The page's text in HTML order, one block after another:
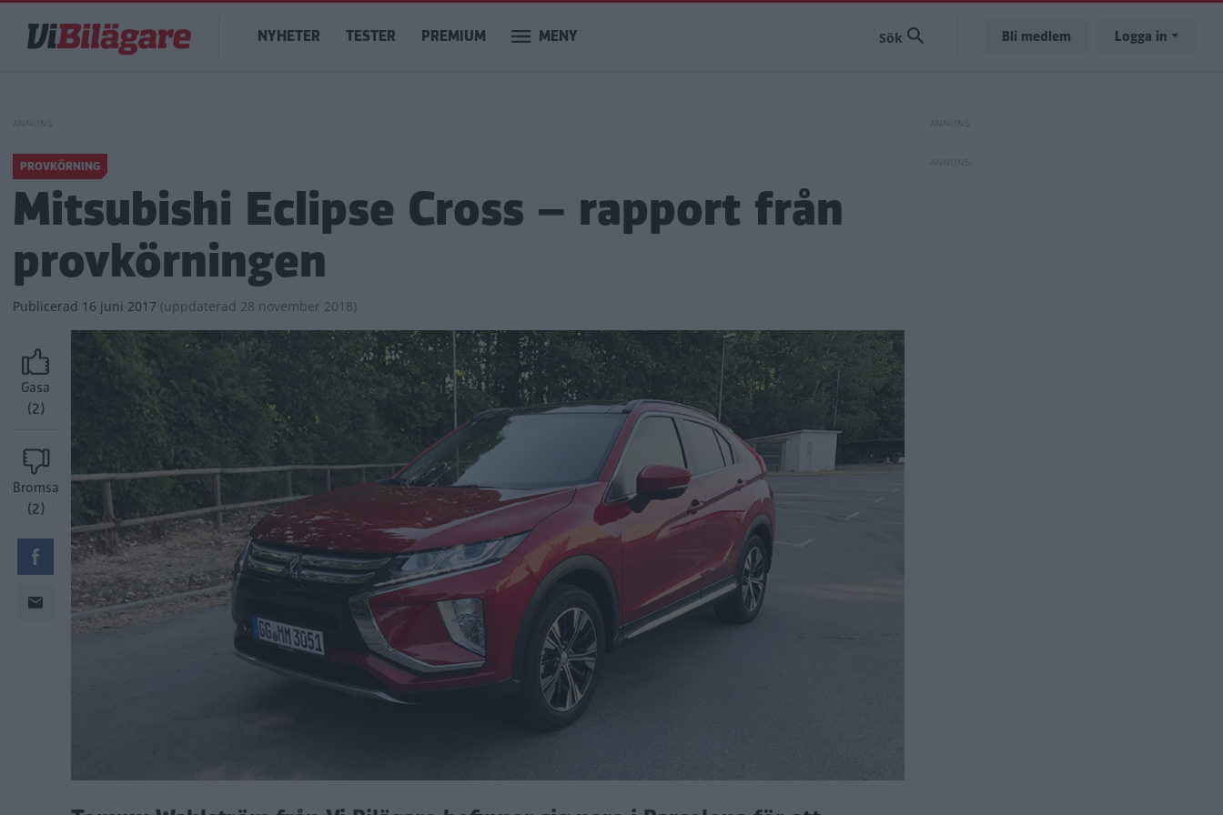
huvudinnehåll
Main
navigation
NYHETER TESTER PREMIUM MENY Bli medlem Logga in
PROVKÖRNING
Mitsubishi Eclipse Cross – rapport från
provkörningen
Publicerad 16 juni 2017 (uppdaterad 28 november 2018)
Gasa
(2)
Bromsa
(2)